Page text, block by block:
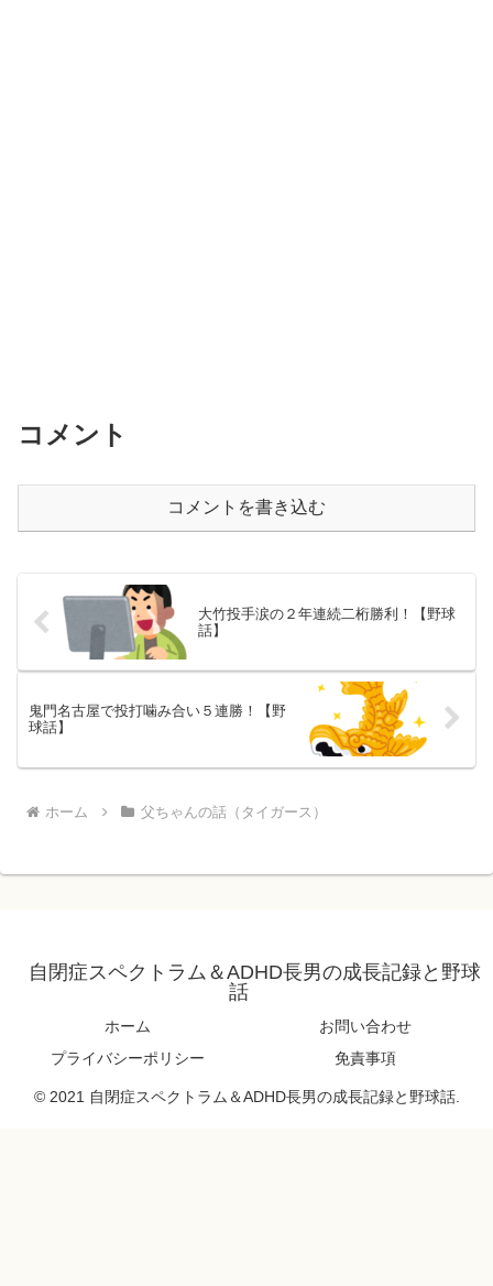
コメント
コメントを書き込む
大竹投手涙の２年連続二桁勝利！【野球
話】
鬼門名古屋で投打噛み合い５連勝！【野
球話】
ホーム 父ちゃんの話（タイガース）
自閉症スペクトラム＆ADHD長男の成長記録と野球
話
ホーム
お問い合わせ
プライバシーポリシー
免責事項
© 2021 自閉症スペクトラム＆ADHD長男の成長記録と野球話.